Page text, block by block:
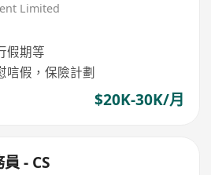
Limited
假期等
唁假，保險計劃
$20K-30K/月
- CS